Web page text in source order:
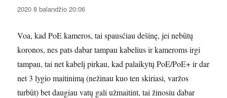
2020 8 balandžio 20:06
Voa, kad PoE kameros, tai spausčiau dešinę, jei nebūtų
koronos, nes pats dabar tampau kabelius ir kameroms irgi
tampau, tai net kabelį pirkau, kad palaikytų PoE/PoE+ ir dar
net 3 lygio maitinimą (nežinau kuo ten skiriasi, varžos
turbūt) bet daugiau vatų gali užmaitint, tai žinosiu dabar